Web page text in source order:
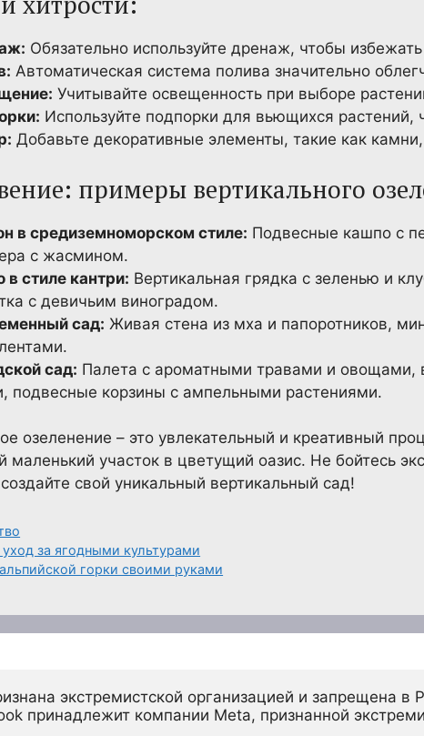
Обязательно используйте дренаж, чтобы
Автоматическая система полива значительно
Учитывайте освещенность при выборе
Используйте подпорки для вьющихся
Добавьте декоративные элементы, такие как
примеры вертикального
в средиземноморском стиле: Подвесные кашпо с
с жасмином.
в стиле кантри: Вертикальная грядка с зеленью и
с девичьим виноградом.
сад: Живая стена из мха и папоротников,
сад: Палета с ароматными травами и овощами,
подвесные корзины с ампельными растениями.
озеленение – это увлекательный и креативный
участок в цветущий оазис. Не бойтесь
свой уникальный вертикальный сад!
за ягодными культурами
горки своими руками
экстремистской организацией и запрещена в
принадлежит компании Meta, признанной